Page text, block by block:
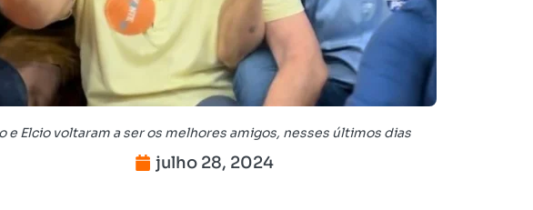
e Elcio voltaram a ser os melhores amigos, nesses últimos dias
julho 28, 2024